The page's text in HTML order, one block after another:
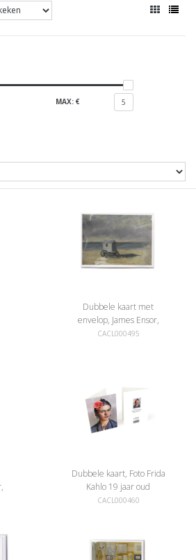
MAX: € 5
Dubbele kaart met
envelop, James Ensor,
Badhut op het strand
CACL000495
Dubbele kaart, Foto Frida
Kahlo 19 jaar oud
CACL000460